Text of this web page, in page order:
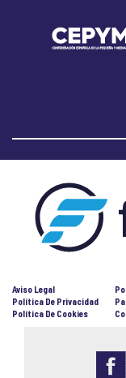
Aviso Legal
Política De Privacidad
Política De Cookies